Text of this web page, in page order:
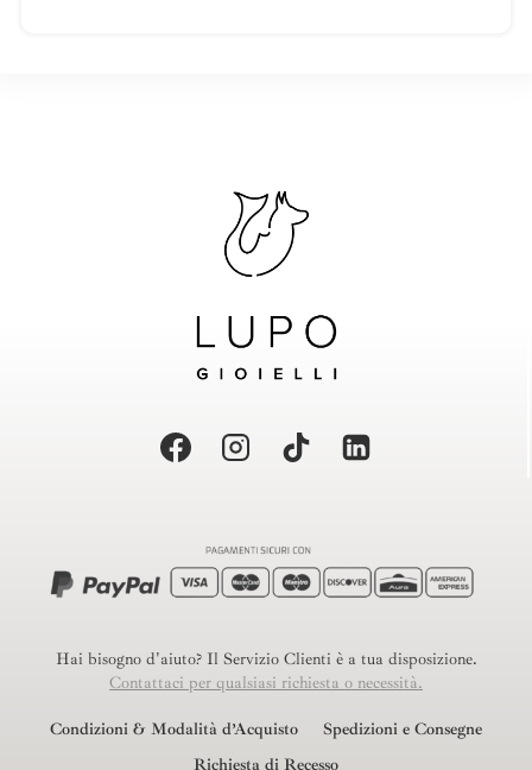
Hai bisogno d'aiuto? Il Servizio Clienti è a tua disposizione.
Contattaci per qualsiasi richiesta o necessità.
Condizioni & Modalità d’Acquisto
Spedizioni e Consegne
Richiesta di Recesso